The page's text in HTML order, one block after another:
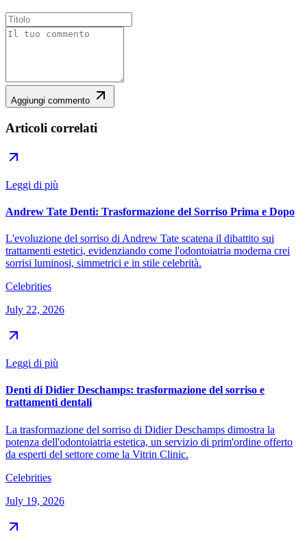
Aggiungi commento
Articoli correlati
Leggi di più
Andrew Tate Denti: Trasformazione del Sorriso Prima e Dopo
L'evoluzione del sorriso di Andrew Tate scatena il dibattito sui
trattamenti estetici, evidenziando come l'odontoiatria moderna crei
sorrisi luminosi, simmetrici e in stile celebrità.
Celebrities
July 22, 2026
Leggi di più
Denti di Didier Deschamps: trasformazione del sorriso e
trattamenti dentali
La trasformazione del sorriso di Didier Deschamps dimostra la
potenza dell'odontoiatria estetica, un servizio di prim'ordine offerto
da esperti del settore come la Vitrin Clinic.
Celebrities
July 19, 2026